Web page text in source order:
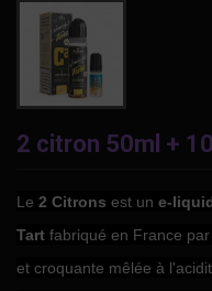
2 citron 50ml +
Le 2 Citrons est un e-
Tart fabriqué en France par
et croquante mêlée à